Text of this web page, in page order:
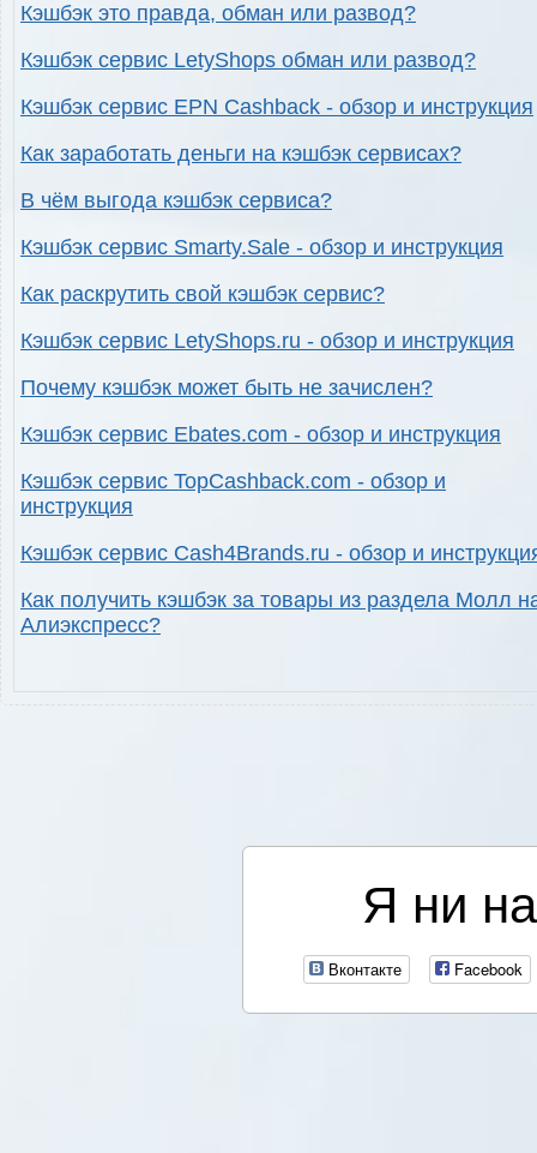
Кэшбэк это правда, обман или развод?
Кэшбэк сервис LetyShops обман или развод?
Кэшбэк сервис EPN Cashback - обзор и инструкция
Как заработать деньги на кэшбэк сервисах?
В чём выгода кэшбэк сервиса?
Кэшбэк сервис Smarty.Sale - обзор и инструкция
Как раскрутить свой кэшбэк сервис?
Кэшбэк сервис LetyShops.ru - обзор и инструкция
Почему кэшбэк может быть не зачислен?
Кэшбэк сервис Ebates.com - обзор и инструкция
Кэшбэк сервис TopCashback.com - обзор и
инструкция
Кэшбэк сервис Cash4Brands.ru - обзор и
Как получить кэшбэк за товары из раздела Молл
Алиэкспресс?
Я ни
Вконтакте Facebook